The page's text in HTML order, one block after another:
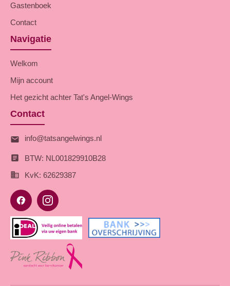
Gastenboek
Contact
Navigatie
Welkom
Mijn account
Het gezicht achter Tat's Angel-Wings
Contact
info@tatsangelwings.nl
BTW: NL001829910B28
KvK: 62629387